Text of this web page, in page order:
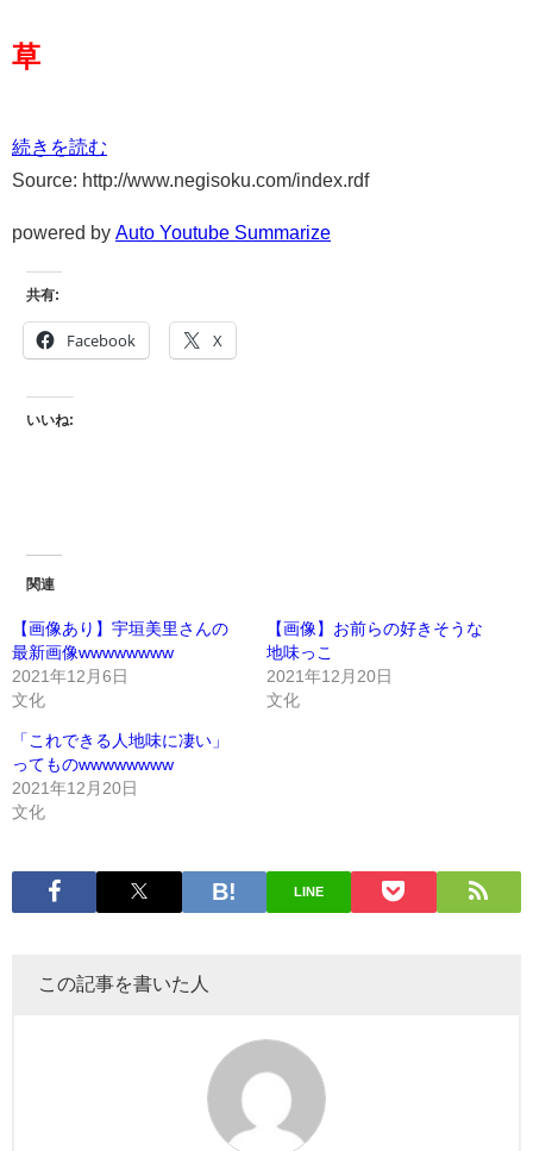
草
続きを読む
Source: http://www.negisoku.com/index.rdf
powered by Auto Youtube Summarize
共有:
Facebook X
いいね:
関連
【画像あり】宇垣美里さんの
最新画像wwwwwwww
2021年12月6日
文化
【画像】お前らの好きそうな
地味っこ
2021年12月20日
文化
「これできる人地味に凄い」
ってものwwwwwwww
2021年12月20日
文化
LINE
この記事を書いた人